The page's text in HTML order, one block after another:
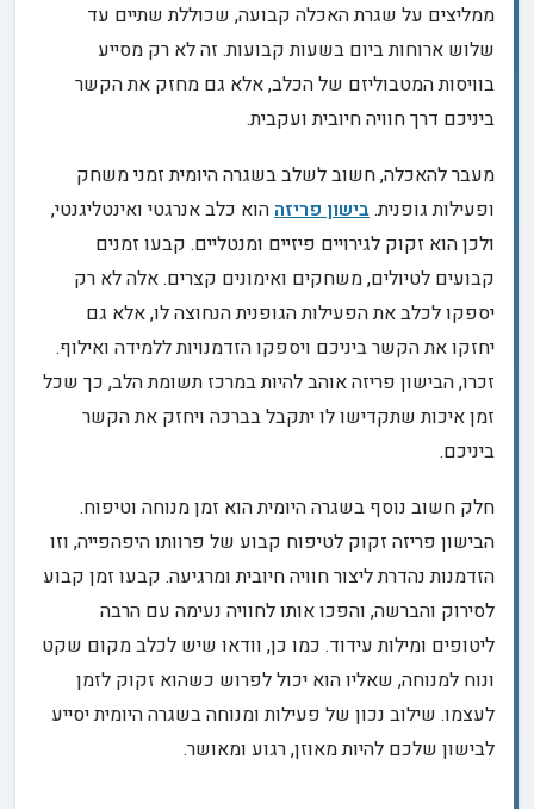
ממליצים על שגרת האכלה קבועה, שכוללת שתיים עד
שלוש ארוחות ביום בשעות קבועות. זה לא רק מסייע
בוויסות המטבוליזם של הכלב, אלא גם מחזק את הקשר
ביניכם דרך חוויה חיובית ועקבית.
מעבר להאכלה, חשוב לשלב בשגרה היומית זמני משחק
ופעילות גופנית.בישון פריזההוא כלב אנרגטי ואינטליגנטי,
ולכן הוא זקוק לגירויים פיזיים ומנטליים. קבעו זמנים
קבועים לטיולים, משחקים ואימונים קצרים. אלה לא רק
יספקו לכלב את הפעילות הגופנית הנחוצה לו, אלא גם
יחזקו את הקשר ביניכם ויספקו הזדמנויות ללמידה ואילוף.
זכרו, הבישון פריזה אוהב להיות במרכז תשומת הלב, כך שכל
זמן איכות שתקדישו לו יתקבל בברכה ויחזק את הקשר
ביניכם.
חלק חשוב נוסף בשגרה היומית הוא זמן מנוחה וטיפוח.
הבישון פריזה זקוק לטיפוח קבוע של פרוותו היפהפייה, וזו
הזדמנות נהדרת ליצור חוויה חיובית ומרגיעה. קבעו זמן קבוע
לסירוק והברשה, והפכו אותו לחוויה נעימה עם הרבה
ליטופים ומילות עידוד. כמו כן, וודאו שיש לכלב מקום שקט
ונוח למנוחה, שאליו הוא יכול לפרוש כשהוא זקוק לזמן
לעצמו. שילוב נכון של פעילות ומנוחה בשגרה היומית יסייע
לבישון שלכם להיות מאוזן, רגוע ומאושר.